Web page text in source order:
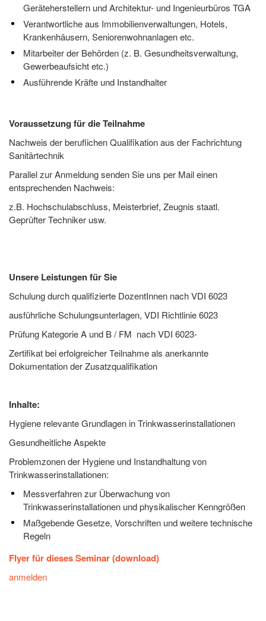
Geräteherstellern und Architektur- und Ingenieurbüros TGA
Verantwortliche aus Immobilienverwaltungen, Hotels,
Krankenhäusern, Seniorenwohnanlagen etc.
Mitarbeiter der Behörden (z. B. Gesundheitsverwaltung,
Gewerbeaufsicht etc.)
Ausführende Kräfte und Instandhalter
Voraussetzung für die Teilnahme
Nachweis der beruflichen Qualifikation aus der Fachrichtung
Sanitärtechnik
Parallel zur Anmeldung senden Sie uns per Mail einen
entsprechenden Nachweis:
z.B. Hochschulabschluss, Meisterbrief, Zeugnis staatl.
Geprüfter Techniker usw.
Unsere Leistungen für Sie
Schulung durch qualifizierte DozentInnen nach VDI 6023
ausführliche Schulungsunterlagen, VDI Richtlinie 6023
Prüfung Kategorie A und B / FM nach VDI 6023-
Zertifikat bei erfolgreicher Teilnahme als anerkannte
Dokumentation der Zusatzqualifikation
Inhalte:
Hygiene relevante Grundlagen in Trinkwasserinstallationen
Gesundheitliche Aspekte
Problemzonen der Hygiene und Instandhaltung von
Trinkwasserinstallationen:
Messverfahren zur Überwachung von
Trinkwasserinstallationen und physikalischer Kenngrößen
Maßgebende Gesetze, Vorschriften und weitere technische
Regeln
Flyer für dieses Seminar (download)
anmelden